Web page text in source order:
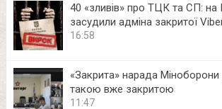
40 «зливів» про ТЦК та СП: на
засудили адміна закритої
16:58
«Закрита» нарада
такою вже закритою
11:47